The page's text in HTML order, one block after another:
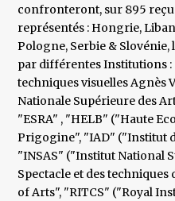
confronteront, sur 895
représentés : Hongrie,
Pologne, Serbie &
par différentes Institutions :
techniques visuelles Agnès
Nationale Supérieure des
"ESRA" , "HELB" ("Haute
Prigogine", "IAD" ("Institut
"INSAS" ("Institut National
Spectacle et des
of Arts", "RITCS" ("Royal